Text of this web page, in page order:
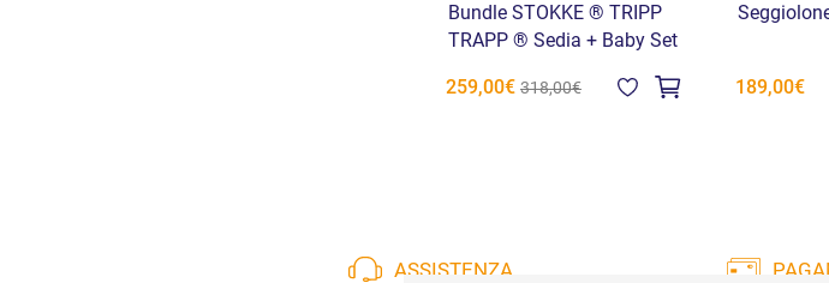
Bundle STOKKE ® TRIPP
TRAPP ® Sedia + Baby Set
259,00€ 318,00€ 189,00€
ASSISTENZA